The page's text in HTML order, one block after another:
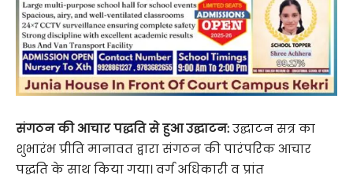
संगठन की आचार पद्धति से हुआ उद्घाटन:उद्घाटन सत्र का
शुभारंभ प्रीति मानावत द्वारा संगठन की पारंपरिक आचार
पद्धति के साथ किया गया। वर्ग अधिकारी व प्रांत